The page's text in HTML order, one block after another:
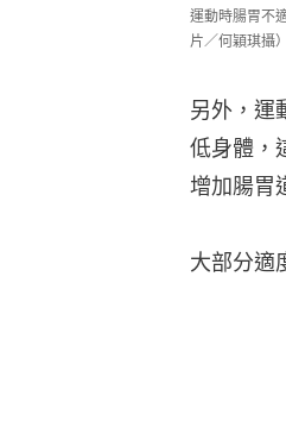
運動時腸胃不
片／何穎琪攝）
另外，運
低身體，
增加腸胃
大部分適